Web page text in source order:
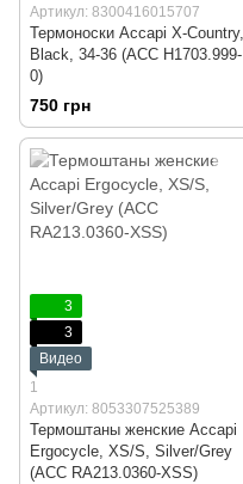
Артикул: 8300416015707
Термоноски Accapi X-Country,
Black, 34-36 (ACC H1703.999-
0)
750 грн
3
3
Видео
1
Артикул: 8053307525389
Термоштаны женские Accapi
Ergocycle, XS/S, Silver/Grey
(ACC RА213.0360-XSS)